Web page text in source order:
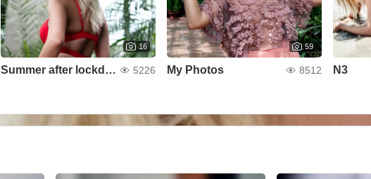
16
Summer after lockdown :) 5226
59
My Photos 8512 N3